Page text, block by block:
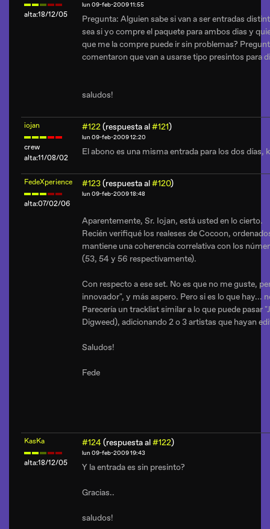
alta:18/12/05
lun 09-feb-2009 11:55
Pregunta: Alguien sabe si van a ser entradas
sea si yo compre el paquete para ambos dias y
que me la compre puede ir sin problemas?
comentaron que van a usarse tipo presintos para
saludos!
iojan
crew
alta:11/08/02
#122(respuesta al#121)
lun 09-feb-2009 12:20
El abono es una misma entrada para los dos días,
FedeXperience
alta:07/02/06
#123(respuesta al#120)
lun 09-feb-2009 18:48
Aparentemente, Sr. Iojan, está usted en lo cierto.
Recién verifiqué los realeses de Cocoon,
mantiene una coherencia correlativa con los
(53, 54 y 56 respectivamente).
Con respecto a ese set. No es que no me guste,
innovador", y más aspero. Pero si es lo que hay...
Parecería un tracklist similar a lo que puede pasar
Digweed), adicionando 2 o 3 artistas que hayan
Saludos!
Fede
KasKa
alta:18/12/05
#124(respuesta al#122)
lun 09-feb-2009 19:43
Y la entrada es sin presinto?
Gracias..
saludos!